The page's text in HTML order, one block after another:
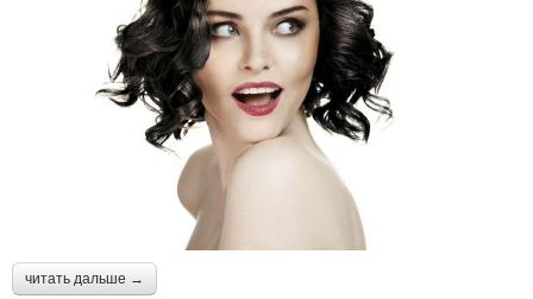
читать дальше →